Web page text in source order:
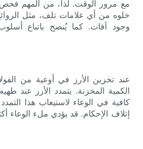
مع مرور الوقت. لذا، من المهم فحص
خلوه من أي علامات تلف، مثل الروائح
وجود آفات. كما يُنصح باتباع
عند تخزين الأرز في أوعية من
الكمية المخزنة. يتمدد الأرز عند
كافية في الوعاء لاستيعاب هذا
إتلاف الإحكام. قد يؤدي ملء الوعاء